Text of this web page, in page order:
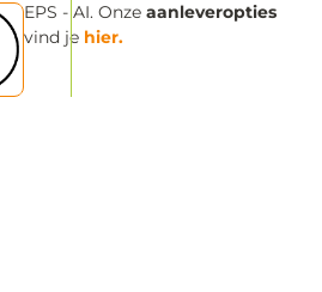
EPS - AI. Onze aanleveropties
vind je hier.